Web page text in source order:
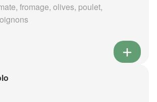
fromage, olives, poulet,